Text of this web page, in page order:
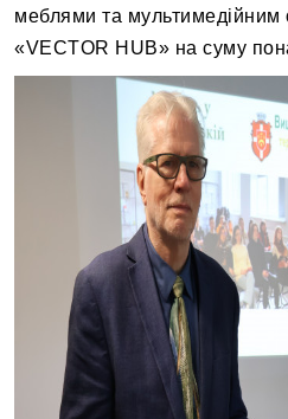
меблями та
«VECTOR HUB» на суму